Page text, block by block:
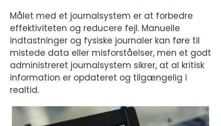
Målet med et journalsystem er at forbedre
effektiviteten og reducere fejl. Manuelle
indtastninger og fysiske journaler kan føre til
mistede data eller misforståelser, men et godt
administreret journalsystem sikrer, at al kritisk
information er opdateret og tilgængelig i
realtid.